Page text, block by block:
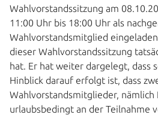
Wahlvorstandssitzung am
11:00 Uhr bis 18:00 Uhr als
Wahlvorstandsmitglied
dieser Wahlvorstandssitzung
hat. Er hat weiter dargelegt, dass
Hinblick darauf erfolgt ist, dass
Wahlvorstandsmitglieder, nämlich
urlaubsbedingt an der Teilnahme